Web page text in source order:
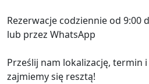
Rezerwacje codziennie od 9:00
lub przez WhatsApp
Prześlij nam lokalizację, termin
zajmiemy się resztą!